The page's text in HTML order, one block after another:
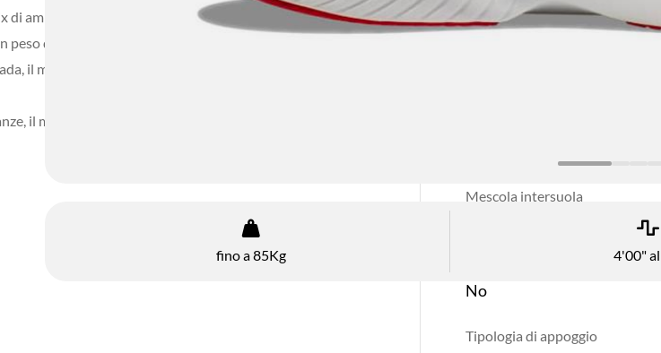
ammortizzazione e reattività, favorendo una corsa efficiente alle diverse velocità. La scarpa presenta
di 232 grammi, un valore che contribuisce a mantenerla agile e dinamica durante la corsa.
il modello si rivolge principalmente a runner con un peso fino a 85Kg, risultando particolarmente
il modello ottiene (numero stelle 5-10 km) stelle su 5 nelle gare da 5 a 10 km, 5 stelle su 5 nella mezza
Mescola intersuola
No
Tipologia di appoggio
fino a 85Kg 4'00"